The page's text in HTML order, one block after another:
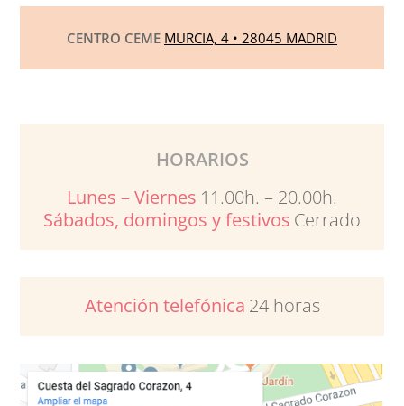
CENTRO CEME MURCIA, 4 • 28045 MADRID
HORARIOS
Lunes – Viernes 11.00h. – 20.00h.
Sábados, domingos y festivos Cerrado
Atención telefónica 24 horas